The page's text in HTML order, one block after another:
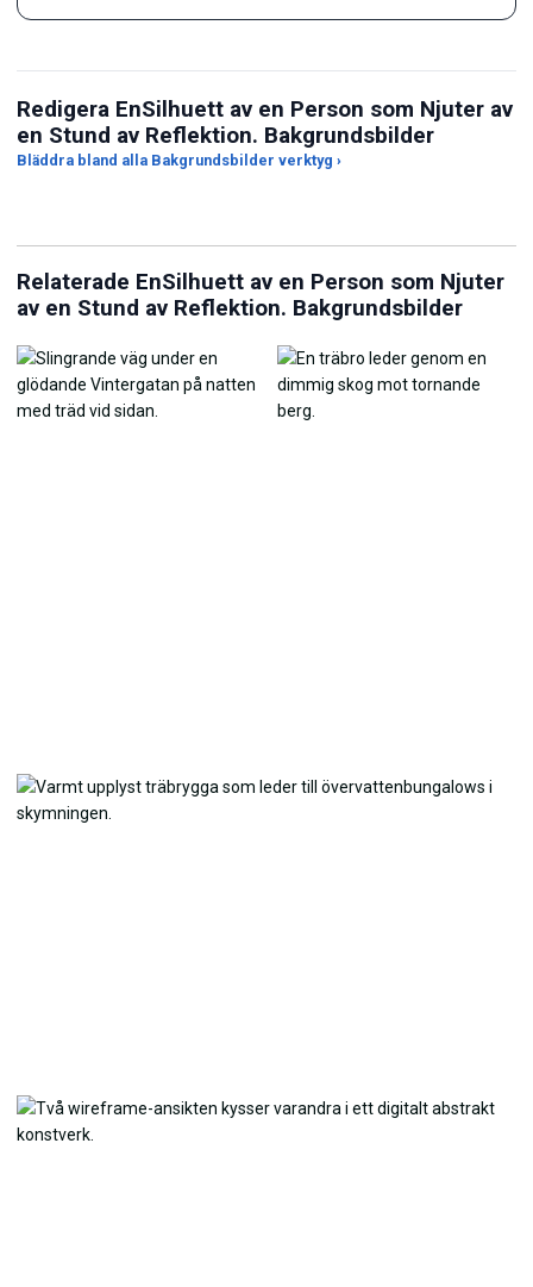
Redigera EnSilhuett av en Person som Njuter av
en Stund av Reflektion. Bakgrundsbilder
Bläddra bland alla Bakgrundsbilder verktyg ›
Bildstorleksändrare Bild till bakgrundsbild
Relaterade EnSilhuett av en Person som Njuter
av en Stund av Reflektion. Bakgrundsbilder